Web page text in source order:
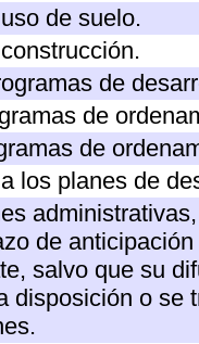
de suelo.
de
de
de
los planes de
de
salvo que su
disposición o se